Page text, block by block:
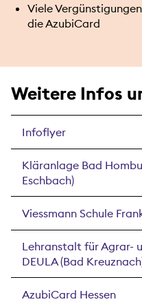
Viele
die AzubiCard
Weitere Infos
Infoflyer
Kläranlage Bad
Eschbach)
Viessmann Schule
Lehranstalt für Agrar-
DEULA (Bad
AzubiCard Hessen